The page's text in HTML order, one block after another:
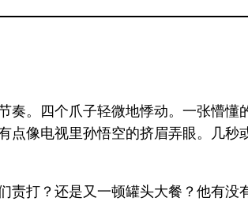
。四个爪子轻微地悸动。一张懵懂
像电视里孙悟空的挤眉弄眼。几秒
责打？还是又一顿罐头大餐？他有没